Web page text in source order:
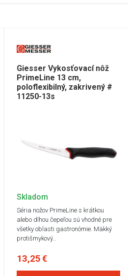
Giesser Vykosťovací nôž
PrimeLine 13 cm,
poloflexibilný, zakrivený #
11250-13s
Skladom
Séria nožov PrimeLine s krátkou
alebo dlhou čepeľou sú vhodné pre
všetky oblasti gastronómie. Mäkký
protišmykový…
13,25 €